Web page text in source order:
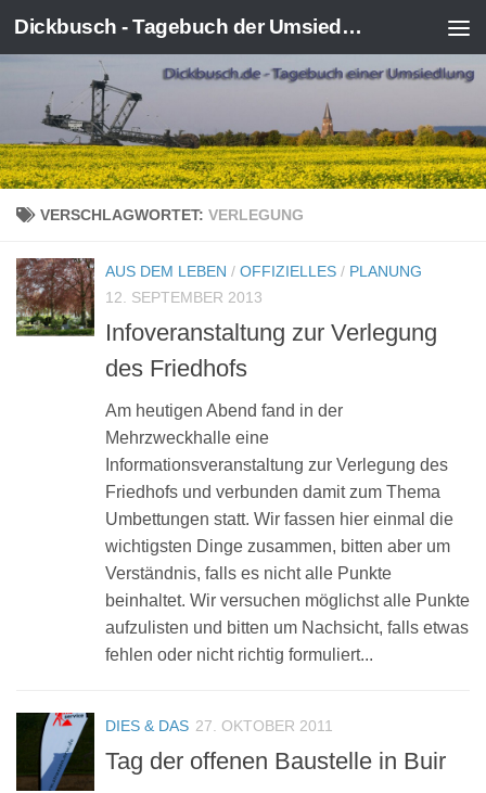
Zum Inhalt springen Dickbusch - Tagebuch der Umsiedlung von Kerpen-Manheim
VERSCHLAGWORTET: VERLEGUNG
AUS DEM LEBEN / OFFIZIELLES / PLANUNG
12. SEPTEMBER 2013
Infoveranstaltung zur Verlegung
des Friedhofs
Am heutigen Abend fand in der
Mehrzweckhalle eine
Informationsveranstaltung zur Verlegung des
Friedhofs und verbunden damit zum Thema
Umbettungen statt. Wir fassen hier einmal die
wichtigsten Dinge zusammen, bitten aber um
Verständnis, falls es nicht alle Punkte
beinhaltet. Wir versuchen möglichst alle Punkte
aufzulisten und bitten um Nachsicht, falls etwas
fehlen oder nicht richtig formuliert...
DIES & DAS 27. OKTOBER 2011
Tag der offenen Baustelle in Buir